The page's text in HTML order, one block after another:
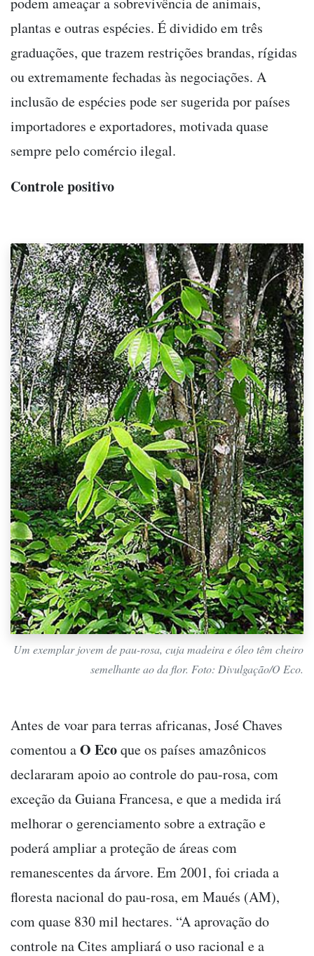
plantas e outras espécies. É dividido em três
graduações, que trazem restrições brandas, rígidas
ou extremamente fechadas às negociações. A
inclusão de espécies pode ser sugerida por países
importadores e exportadores, motivada quase
sempre pelo comércio ilegal.
Controle positivo
Um exemplar jovem de pau-rosa, cuja madeira e óleo têm cheiro
semelhante ao da flor. Foto: Divulgação/O Eco.
Antes de voar para terras africanas, José Chaves
comentou aO Ecoque os países amazônicos
declararam apoio ao controle do pau-rosa, com
exceção da Guiana Francesa, e que a medida irá
melhorar o gerenciamento sobre a extração e
poderá ampliar a proteção de áreas com
remanescentes da árvore. Em 2001, foi criada a
floresta nacional do pau-rosa, em Maués (AM),
com quase 830 mil hectares. “A aprovação do
controle na Cites ampliará o uso racional e a